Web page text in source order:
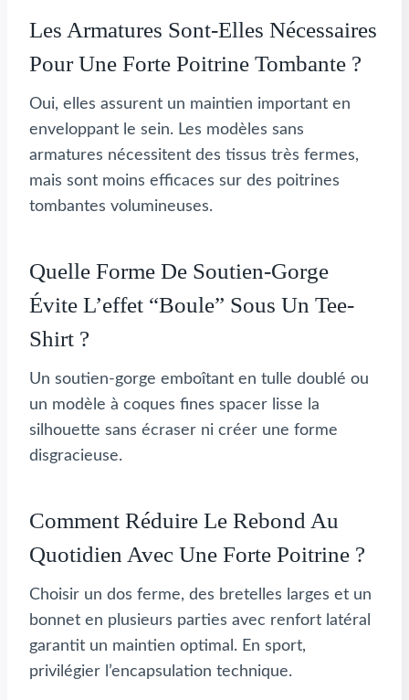
Les Armatures Sont-Elles Nécessaires
Pour Une Forte Poitrine Tombante ?
Oui, elles assurent un maintien important en
enveloppant le sein. Les modèles sans
armatures nécessitent des tissus très fermes,
mais sont moins efficaces sur des poitrines
tombantes volumineuses.
Quelle Forme De Soutien-Gorge
Évite L’effet “boule” Sous Un Tee-
Shirt ?
Un soutien-gorge emboîtant en tulle doublé ou
un modèle à coques fines spacer lisse la
silhouette sans écraser ni créer une forme
disgracieuse.
Comment Réduire Le Rebond Au
Quotidien Avec Une Forte Poitrine ?
Choisir un dos ferme, des bretelles larges et un
bonnet en plusieurs parties avec renfort latéral
garantit un maintien optimal. En sport,
privilégier l’encapsulation technique.